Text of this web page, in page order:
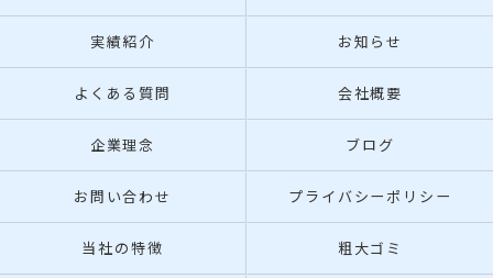
実績紹介 お知らせ
よくある質問 会社概要
企業理念 ブログ
お問い合わせ プライバシーポリシー
当社の特徴 粗大ゴミ